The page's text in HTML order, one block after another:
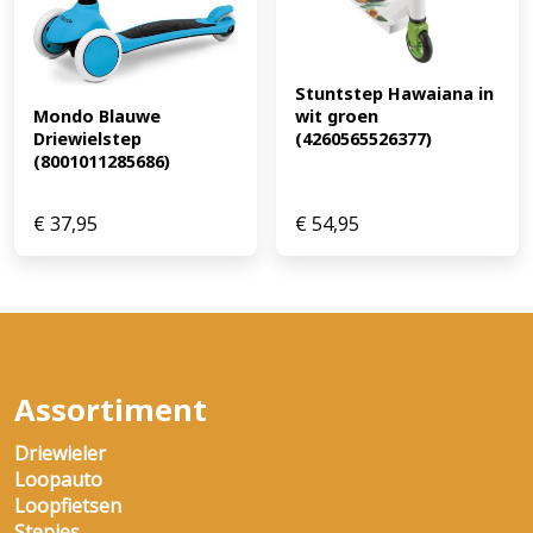
roues, trottinette 3 roues enfant, trottinette rose,
trottinette fille, trottinette pour fille, trottinette LED,
trottinette lumineuse, trottinette avec roues
lumineuses, trottinette avec plateau lumineux,
trottinette réglable, trottinette enfant 3 à 8 ans,
trottinette légère, trottinette avec frein arrière,
trottinette à direction par inclinaison, trottinette pour
wheels (EAN: 8720892753427)
Mondo Blauwe
Driewielstep
(8001011285686)
€37,95
Stuntstep Hawaiana in
wit groen
(4260565526377)
€54,95
Assortiment
Driewieler
Loopauto
Loopfietsen